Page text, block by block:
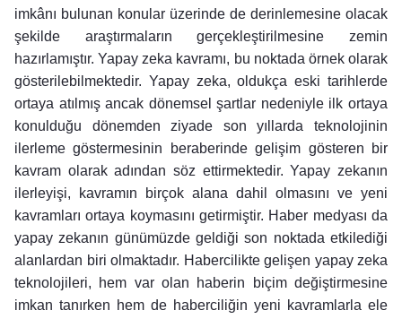
imkânı bulunan konular üzerinde de derinlemesine olacak
şekilde araştırmaların gerçekleştirilmesine zemin
hazırlamıştır. Yapay zeka kavramı, bu noktada örnek olarak
gösterilebilmektedir. Yapay zeka, oldukça eski tarihlerde
ortaya atılmış ancak dönemsel şartlar nedeniyle ilk ortaya
konulduğu dönemden ziyade son yıllarda teknolojinin
ilerleme göstermesinin beraberinde gelişim gösteren bir
kavram olarak adından söz ettirmektedir. Yapay zekanın
ilerleyişi, kavramın birçok alana dahil olmasını ve yeni
kavramları ortaya koymasını getirmiştir. Haber medyası da
yapay zekanın günümüzde geldiği son noktada etkilediği
alanlardan biri olmaktadır. Habercilikte gelişen yapay zeka
teknolojileri, hem var olan haberin biçim değiştirmesine
imkan tanırken hem de haberciliğin yeni kavramlarla ele